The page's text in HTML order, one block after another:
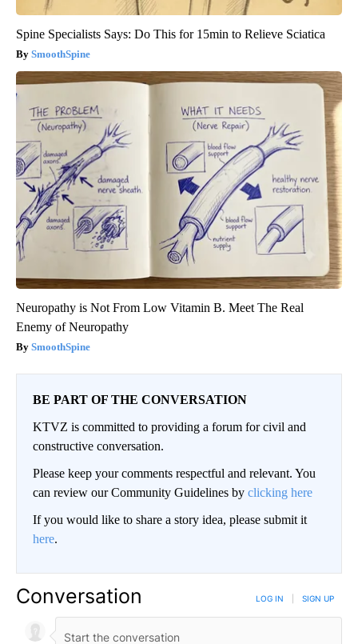
Spine Specialists Says: Do This for 15min to Relieve Sciatica
SmoothSpine
Neuropathy is Not From Low Vitamin B. Meet The Real
Enemy of Neuropathy
SmoothSpine
BE PART OF THE CONVERSATION
KTVZ is committed to providing a forum for civil and
constructive conversation.
Please keep your comments respectful and relevant. You
can review our Community Guidelines by clicking here
If you would like to share a story idea, please submit it
here.
Conversation LOG IN SIGN UP